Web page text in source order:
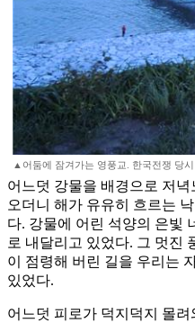
▲어둠에 잠겨가는 영풍교. 한국전쟁 당
어느덧 강물을 배경으로 저
오더니 해가 유유히 흐르는
다. 강물에 어린 석양의 은빛
로 내달리고 있었다. 그 멋진
이 점령해 버린 길을 우리는
있었다.
어느덧 피로가 덕지덕지 몰